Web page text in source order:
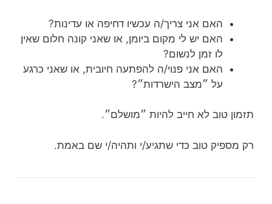
האם אני צריך/ה עכשיו דחיפה או עדינות?
האם יש לי מקום ביומן, או שאני קונה חלום שאין
לו זמן לנשום?
האם אני פנוי/ה להפתעה חיובית, או שאני כרגע
על ״מצב הישרדות״?
תזמון טוב לא חייב להיות ״מושלם״.
רק מספיק טוב כדי שתגיע/י ותהיה/י שם באמת.